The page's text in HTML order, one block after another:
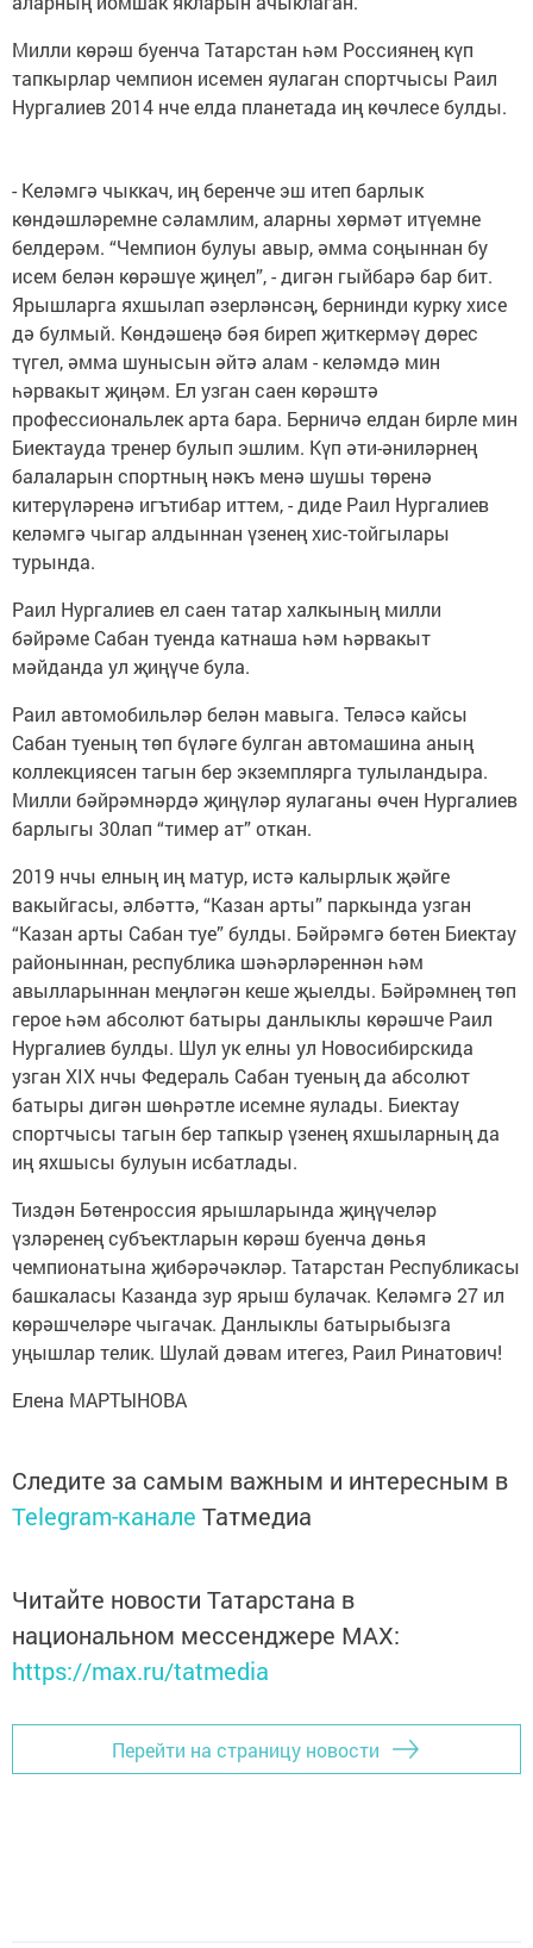
Милли көрәш буенча Татарстан һәм Россиянең күп
тапкырлар чемпион исемен яулаган спортчысы Раил
Нургалиев 2014 нче елда планетада иң көчлесе булды.
- Келәмгә чыккач, иң беренче эш итеп барлык
көндәшләремне сәламлим, аларны хөрмәт итүемне
белдерәм. “Чемпион булуы авыр, әмма соңыннан бу
исем белән көрәшүе җиңел”, - дигән гыйбарә бар бит.
Ярышларга яхшылап әзерләнсәң, бернинди курку хисе
дә булмый. Көндәшеңә бәя биреп җиткермәү дөрес
түгел, әмма шунысын әйтә алам - келәмдә мин
һәрвакыт җиңәм. Ел узган саен көрәштә
профессиональлек арта бара. Берничә елдан бирле мин
Биектауда тренер булып эшлим. Күп әти-әниләрнең
балаларын спортның нәкъ менә шушы төренә
китерүләренә игътибар иттем, - диде Раил Нургалиев
келәмгә чыгар алдыннан үзенең хис-тойгылары
турында.
Раил Нургалиев ел саен татар халкының милли
бәйрәме Сабан туенда катнаша һәм һәрвакыт
мәйданда ул җиңүче була.
Раил автомобильләр белән мавыга. Теләсә кайсы
Сабан туеның төп бүләге булган автомашина аның
коллекциясен тагын бер экземплярга тулыландыра.
Милли бәйрәмнәрдә җиңүләр яулаганы өчен Нургалиев
барлыгы 30лап “тимер ат” откан.
2019 нчы елның иң матур, истә калырлык җәйге
вакыйгасы, әлбәттә, “Казан арты” паркында узган
“Казан арты Сабан туе” булды. Бәйрәмгә бөтен Биектау
районыннан, республика шәһәрләреннән һәм
авылларыннан меңләгән кеше җыелды. Бәйрәмнең төп
герое һәм абсолют батыры данлыклы көрәшче Раил
Нургалиев булды. Шул ук елны ул Новосибирскида
узган XIX нчы Федераль Сабан туеның да абсолют
батыры дигән шөһрәтле исемне яулады. Биектау
спортчысы тагын бер тапкыр үзенең яхшыларның да
иң яхшысы булуын исбатлады.
Тиздән Бөтенроссия ярышларында җиңүчеләр
үзләренең субъектларын көрәш буенча дөнья
чемпионатына җибәрәчәкләр. Татарстан Республикасы
башкаласы Казанда зур ярыш булачак. Келәмгә 27 ил
көрәшчеләре чыгачак. Данлыклы батырыбызга
уңышлар телик. Шулай дәвам итегез, Раил Ринатович!
Елена МАРТЫНОВА
Следите за самым важным и интересным в
Telegram-канале Татмедиа
Читайте новости Татарстана в
национальном мессенджере MАХ:
https://max.ru/tatmedia
Перейти на страницу новости